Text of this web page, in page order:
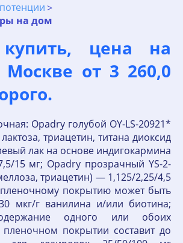
на дом
цена на
от 3 260,0
Opadry голубой OY-LS-20921*
триацетин, титана диоксид
лак на основе индигокармина
15 мг; Opadry прозрачный YS-2-
триацетин) — 1,125/2,25/4,5
покрытию может быть
мкг/г ванилина и/или биотина;
одного или обоих
покрытии составит до